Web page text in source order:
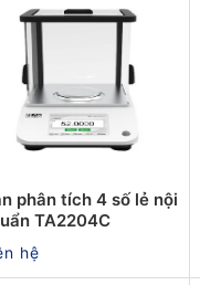
phân tích 4 số lẻ nội
TA2204C
hệ